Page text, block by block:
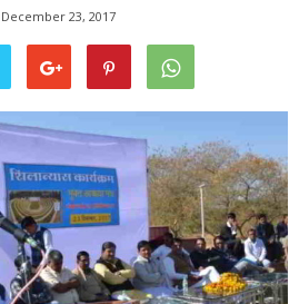
December 23, 2017